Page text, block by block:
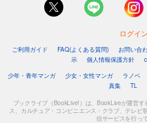
ログイン
ご利用ガイド FAQ(よくある質問) お問い合
示
個人情報保護方針
少年・青年マンガ
少女・女性マンガ ラノベ
真集
TL
ブックライブ（BookLive!）は、BookLiveが運営
ス、カルチュア・コンビニエンス・クラブ、テレビ
信サービスを行っ